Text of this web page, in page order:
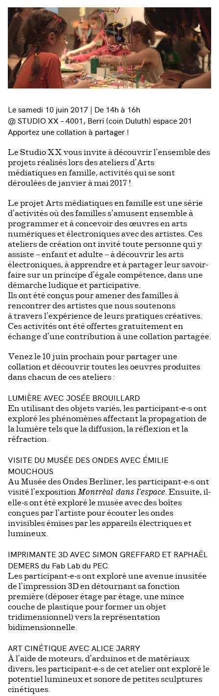
Le samedi 10 juin 2017 | De 14h à 16h
@ STUDIO XX – 4001, Berri (coin Duluth) espace 201
Apportez une collation à partager !
Le Studio XX vous invite à découvrir l’ensemble des
projets réalisés lors des ateliers d’Arts
médiatiques en famille, activités qui se sont
déroulées de janvier à mai 2017 !
Le projet Arts médiatiques en famille est une série
d’activités où des familles s’amusent ensemble à
programmer et à concevoir des œuvres en arts
numériques et électroniques avec des artistes. Ces
ateliers de création ont invité toute personne qui y
assiste – enfant et adulte – à découvrir les arts
électroniques, à apprendre et à partager leur savoir­-
faire sur un principe d’égale compétence, dans une
démarche ludique et participative.
Ils ont été conçus pour amener des familles à
rencontrer des artistes que nous soutenons
à travers l’expérience de leurs pratiques créatives.
Ces activités ont été offertes gratuitement en
échange d’une contribution à une collation partagée.
Venez le 10 juin prochain pour partager une
collation et découvrir toutes les oeuvres produites
dans chacun de ces ateliers :
LUMIÈRE AVEC JOSÉE BROUILLARD
En utilisant des objets variés, les participant-e-s ont
exploré les phénomènes affectant la propagation de
la lumière tels que la diffusion, la réflexion et la
réfraction.
VISITE DU MUSÉE DES ONDES AVEC ÉMILIE
MOUCHOUS
Au Musée des Ondes Berliner, les participant-e-s ont
visité l’exposition Montréal dans l’espace. Ensuite, il-
elle-s ont été exploré le musée avec des boîtes
conçues par l’artiste pour écouter les ondes
invisibles émises par les appareils électriques et
lumineux.
IMPRIMANTE 3D AVEC SIMON GREFFARD ET RAPHAËL
DEMERS du Fab Lab du PEC
Les participant-e-s ont exploré une avenue inusitée
de l’impression 3D en détournant sa fonction
première (déposer étage par étage, une mince
couche de plastique pour former un objet
tridimensionnel) vers la représentation
bidimensionnelle.
ART CINÉTIQUE AVEC ALICE JARRY
À l’aide de moteurs, d’arduinos et de matériaux
divers, les participant-e-s de cet atelier ont exploré le
potentiel lumineux et sonore de petites sculptures
cinétiques.